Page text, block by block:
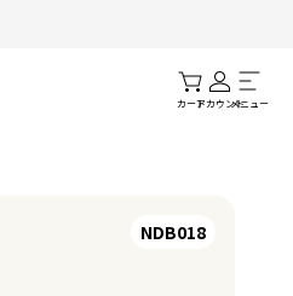
カートアカウントメニュー
NDB018